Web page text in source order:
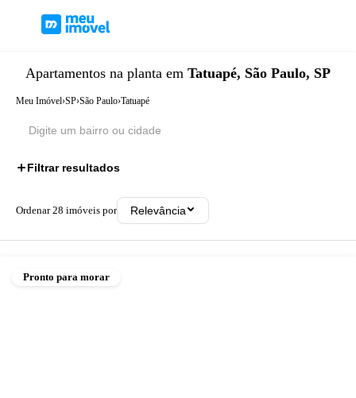
Apartamentos na planta em Tatuapé, São Paulo, SP
Meu Imóvel›SP›São Paulo›Tatuapé
Filtrar resultados
Ordenar28 imóveis por Relevância
Pronto para morar